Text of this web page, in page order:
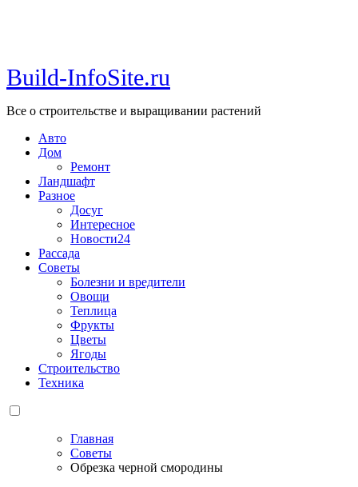
Build-InfoSite.ru
Все о строительстве и выращивании растений
Авто
Дом
Ремонт
Ландшафт
Разное
Досуг
Интересное
Новости24
Рассада
Советы
Болезни и вредители
Овощи
Теплица
Фрукты
Цветы
Ягоды
Строительство
Техника
Главная
Советы
Обрезка черной смородины